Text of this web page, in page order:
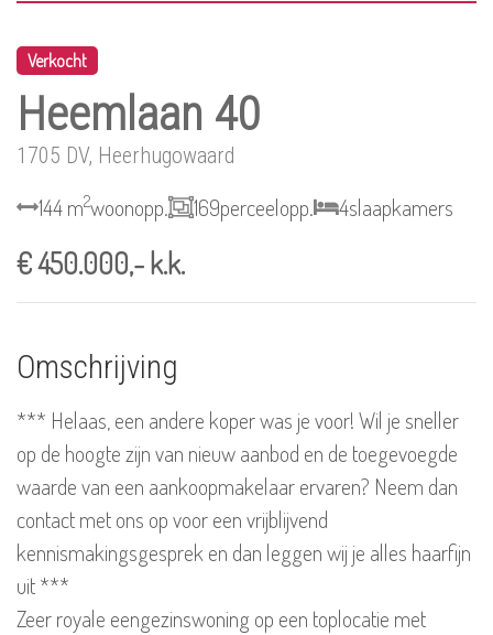
Verkocht
Heemlaan 40
1705 DV, Heerhugowaard
144 m2woonopp. 169perceelopp. 4slaapkamers
€ 450.000,- k.k.
Omschrijving
*** Helaas, een andere koper was je voor! Wil je sneller
op de hoogte zijn van nieuw aanbod en de toegevoegde
waarde van een aankoopmakelaar ervaren? Neem dan
contact met ons op voor een vrijblijvend
kennismakingsgesprek en dan leggen wij je alles haarfijn
uit ***
Zeer royale eengezinswoning op een toplocatie met